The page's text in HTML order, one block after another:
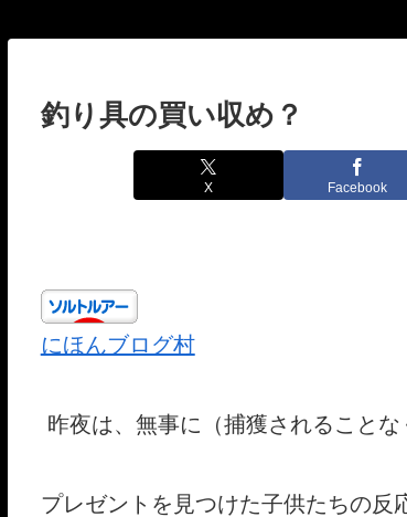
釣り具の買い収め？
X Facebook
にほんブログ村
昨夜は、無事に（捕獲されること
プレゼントを見つけた子供たちの反